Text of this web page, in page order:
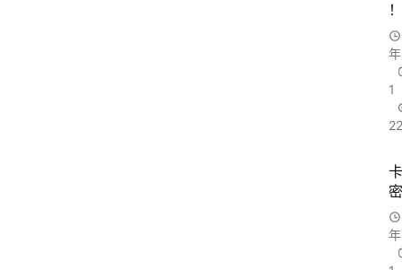
！
1
卡
密